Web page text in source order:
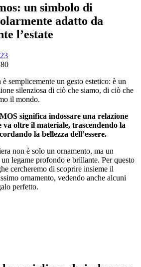
un simbolo di
adatto da
l’estate
semplicemente un gesto estetico: è un
silenziosa di ciò che siamo, di ciò che
il mondo.
significa indossare una relazione
va oltre il materiale, trascendendo la
la bellezza dell’essere.
non è solo un ornamento, ma un
legame profondo e brillante. Per questo
cercheremo di scoprire insieme il
ornamento, vedendo anche alcuni
perfetto.